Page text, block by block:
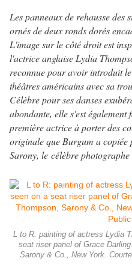
Les panneaux de rehausse
ornés de deux ronds dorés
L'image sur le côté droit est
l'actrice anglaise Lydia
reconnue pour avoir introduit
théâtres américains avec sa
Célèbre pour ses danses
abondante, elle s'est
première actrice à porter des
originale que Burgum a
Sarony, le célèbre
L to R: painting of actress Lydia
seat riser panel of Grace
Sarony & Co., New York.